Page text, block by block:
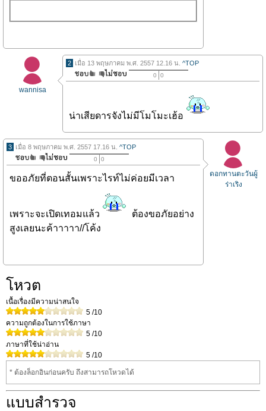
wannisa
2 เมื่อ 13 พฤษภาคม พ.ศ. 2557 12.16 น. ^TOP
0 0
น่าเสียดารจังไม่มีโมโมะเฮ้อ
ดอกทานตะวันผู้
ร่าเริง
3 เมื่อ 8 พฤษภาคม พ.ศ. 2557 17.16 น. ^TOP
0 0
ขออภัยที่ตอนสั้นเพราะไรท์ไม่ค่อยมีเวลา
เพราะจะเปิดเทอมแล้ว
ต้องขอภัยอย่าง
สูงเลยนะค้าาาาา//โค้ง
โหวต
เนื้อเรื่องมีความน่าสนใจ
5 /10
ความถูกต้องในการใช้ภาษา
5 /10
ภาษาที่ใช้น่าอ่าน
5 /10
* ต้องล็อกอินก่อนครับ ถึงสามารถโหวดได้
แบบสำรวจ